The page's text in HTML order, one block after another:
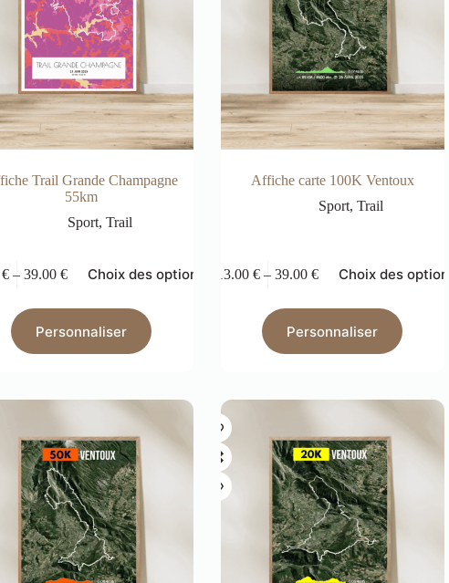
Trail Grande Champagne
55km
Sport, Trail
€ –39.00€ Choix des options
Personnaliser
Affiche carte 100K Ventoux
Sport, Trail
13.00€ –39.00€ Choix des options
Personnaliser